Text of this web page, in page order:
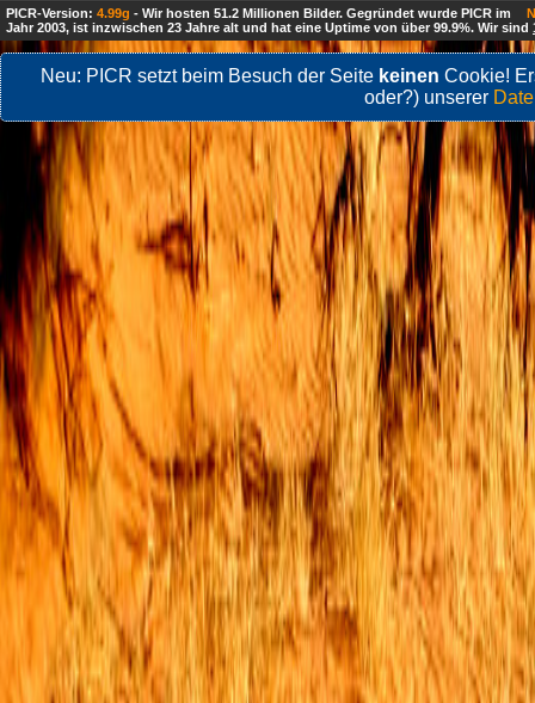
PICR-Version: 4.99g - Wir hosten 51.2 Millionen Bilder. Gegründet wurde PICR im
Jahr 2003, ist inzwischen 23 Jahre alt und hat eine Uptime von über 99.9%. Wir sind
Neu: PICR setzt beim Besuch der Seite keinen Cookie!
oder?) unserer